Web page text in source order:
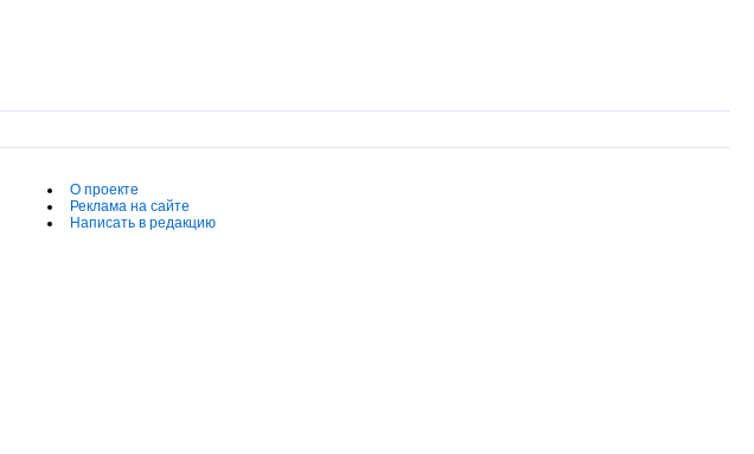
О проекте
Реклама на сайте
Написать в редакцию